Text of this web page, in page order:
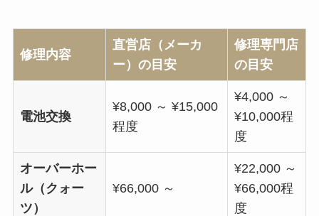
修理内容
直営店（メーカ
ー）の目安
修理専門店
の目安
電池交換
¥8,000 ～ ¥15,000
程度
¥4,000 ～
¥10,000程
度
オーバーホー
ル（クォー
ツ）
¥66,000 ～
¥22,000 ～
¥66,000程
度